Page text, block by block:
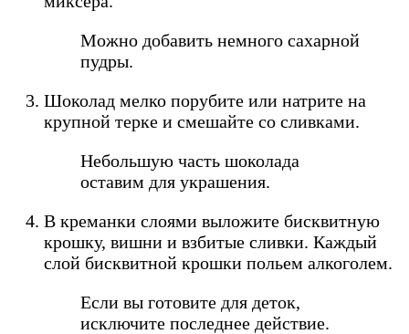
Можно добавить немного сахарной
пудры.
Шоколад мелко порубите или натрите на
крупной терке и смешайте со сливками.
Небольшую часть шоколада
оставим для украшения.
В креманки слоями выложите бисквитную
крошку, вишни и взбитые сливки. Каждый
слой бисквитной крошки польем алкоголем.
Если вы готовите для деток,
исключите последнее действие.